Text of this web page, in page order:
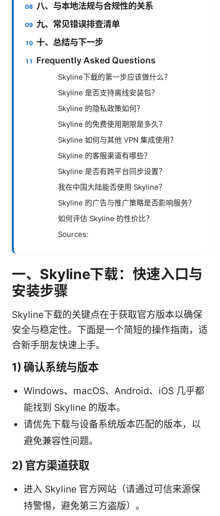
八、与本地法规与合规性的关系
九、常见错误排查清单
十、总结与下一步
Frequently Asked Questions
Skyline下载的第一步应该做什么？
Skyline 是否支持离线安装包？
Skyline 的隐私政策如何？
Skyline 的免费使用期限是多久？
Skyline 如何与其他 VPN 集成使用？
Skyline 的客服渠道有哪些？
Skyline 是否有跨平台同步设置？
我在中国大陆能否使用 Skyline？
Skyline 的广告与推广策略是否影响服务？
如何评估 Skyline 的性价比？
Sources:
一、Skyline下载：快速入口与
安装步骤
Skyline下载的关键点在于获取官方版本以确保
安全与稳定性。下面是一个简短的操作指南，适
合新手朋友快速上手。
1) 确认系统与版本
Windows、macOS、Android、iOS 几乎都
能找到 Skyline 的版本。
请优先下载与设备系统版本匹配的版本，以
避免兼容性问题。
2) 官方渠道获取
进入 Skyline 官方网站（请通过可信来源保
持警惕，避免第三方盗版）。